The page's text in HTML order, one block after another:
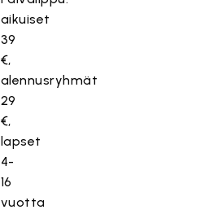
aikuiset
39
€,
alennusryhmät
29
€,
lapset
4-
16
vuotta